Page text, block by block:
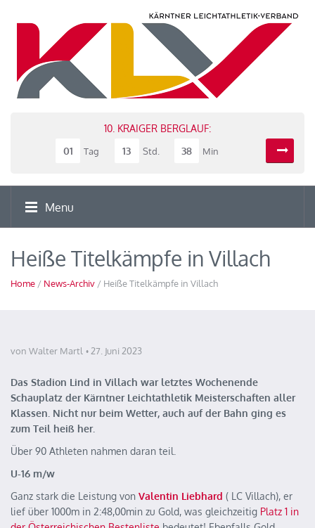
10. KRAIGER BERGLAUF:
01
Tag 13 Std. 38 Min
Menu
Heiße Titelkämpfe in Villach
Home / News-Archiv / Heiße Titelkämpfe in Villach
von Walter Martl 27. Juni 2023
Das Stadion Lind in Villach war letztes Wochenende
Schauplatz der Kärntner Leichtathletik Meisterschaften aller
Klassen. Nicht nur beim Wetter, auch auf der Bahn ging es
zum Teil heiß her.
Über 90 Athleten nahmen daran teil.
U-16 m/w
Ganz stark die Leistung von Valentin Liebhard ( LC Villach), er
lief über 1000m in 2:48,00min zu Gold, was gleichzeitig Platz 1 in